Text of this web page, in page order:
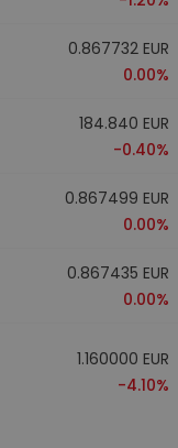
0.867732 EUR
0.00%
184.840 EUR
-0.40%
0.867499 EUR
0.00%
0.867435 EUR
0.00%
1.160000 EUR
-4.10%